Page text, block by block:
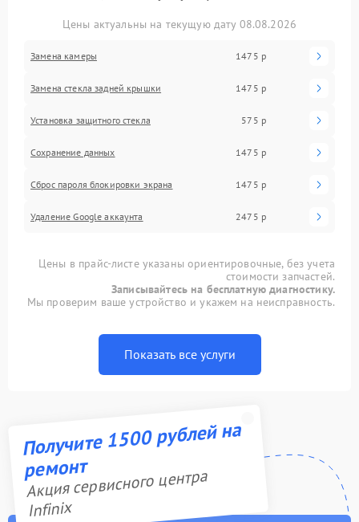
Цены актуальны на текущую дату 08.08.2026
Замена камеры 1475 р
Замена стекла задней крышки 1475 р
Установка защитного стекла 575 р
Сохранение данных 1475 р
Сброс пароля блокировки экрана 1475 р
Удаление Google аккаунта 2475 р
Цены в прайс-листе указаны ориентировочные, без учета
стоимости запчастей.
Записывайтесь на бесплатную диагностику.
Мы проверим ваше устройство и укажем на неисправность.
Показать все услуги
Получите 1500 рублей на
ремонт
Акция сервисного центра
Infinix